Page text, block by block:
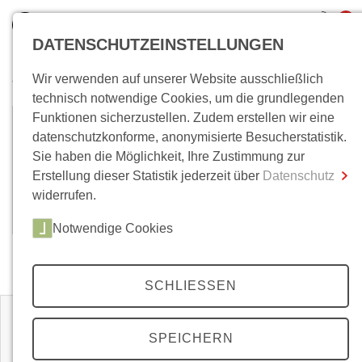
inkl. MwSt.
0,00 €
Zum Warenkorb Zur Kasse
Wo bin ich?
Jan-Werner Müller
Jan-Werner Müller, Prof. Dr., Politkwissenschaftler,
lehrt Politische Theorie und Ideengeschichte an der
Universität Princeton. (Stand: Dezember 2018)
Zeitschriften
DATENSCHUTZEINSTELLUNGEN
Wir verwenden auf unserer Website ausschließlich
technisch notwendige Cookies, um die grundlegenden
Funktionen sicherzustellen. Zudem erstellen wir eine
datenschutzkonforme, anonymisierte Besucherstatistik.
Sie haben die Möglichkeit, Ihre Zustimmung zur
Erstellung dieser Statistik jederzeit über Datenschutz
widerrufen.
Notwendige Cookies
SCHLIESSEN
SPEICHERN